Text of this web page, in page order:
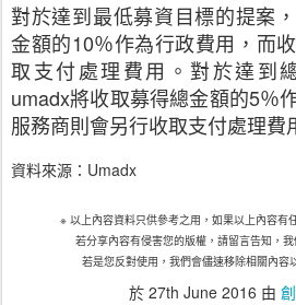
對於達到最低募資目標的提案，
金額的10％作為行政費用，而
取支付處理費用。對於達到
umadx將收取募得總金額的5％
服務商則會另行收取支付處理費
資料來源：Umadx
※ 以上內容資料只供參考之用，如果以上內容有
若分享內容有侵害您的版權，請留言告知，我
若是您反對使用，我們會儘速移除相關內容
於 27th June 2016 由